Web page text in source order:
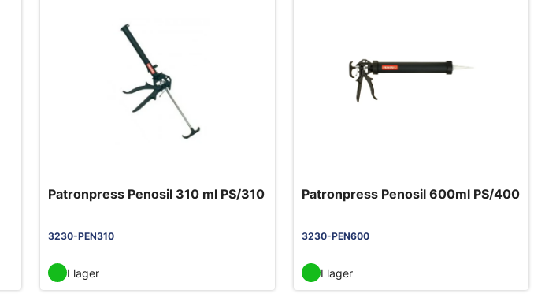
Patronpress Penosil 310 ml PS/310
3230-PEN310
I lager
Patronpress Penosil 600ml PS/400
3230-PEN600
I lager